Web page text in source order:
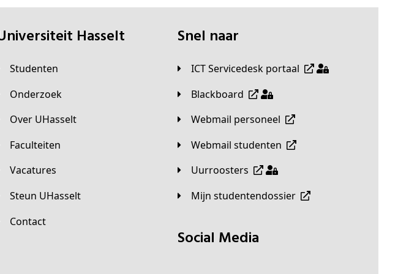
universiteit Hasselt
Studenten
Onderzoek
Over UHasselt
Faculteiten
Vacatures
Steun UHasselt
Contact
Snel naar
ICT Servicedesk portaal
Blackboard
Webmail personeel
Webmail studenten
Uurroosters
Mijn studentendossier
Social Media